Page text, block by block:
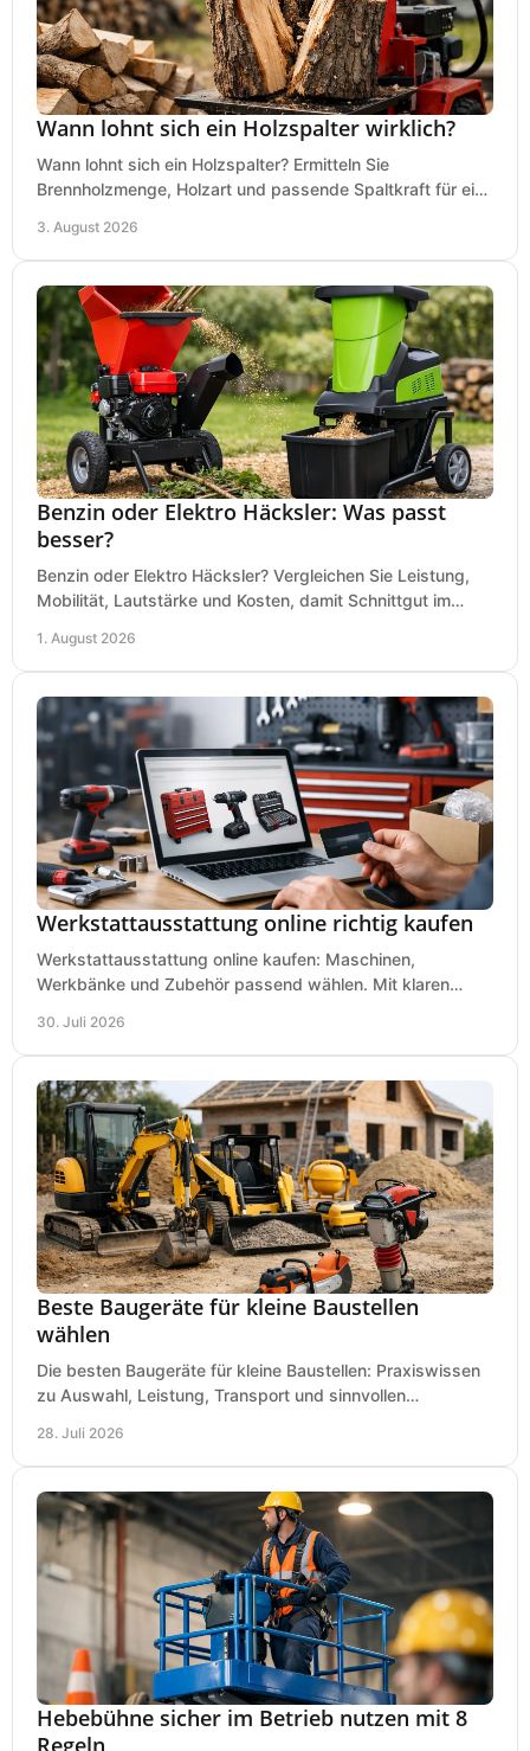
Wann lohnt sich ein Holzspalter wirklich?
Wann lohnt sich ein Holzspalter? Ermitteln Sie
Brennholzmenge, Holzart und passende Spaltkraft für eine
3. August 2026
Benzin oder Elektro Häcksler: Was passt
besser?
Benzin oder Elektro Häcksler? Vergleichen Sie Leistung,
Mobilität, Lautstärke und Kosten, damit Schnittgut im
1. August 2026
Werkstattausstattung online richtig kaufen
Werkstattausstattung online kaufen: Maschinen,
Werkbänke und Zubehör passend wählen. Mit klaren
30. Juli 2026
Beste Baugeräte für kleine Baustellen
wählen
Die besten Baugeräte für kleine Baustellen: Praxiswissen
zu Auswahl, Leistung, Transport und sinnvollen
28. Juli 2026
Hebebühne sicher im Betrieb nutzen mit 8
Regeln